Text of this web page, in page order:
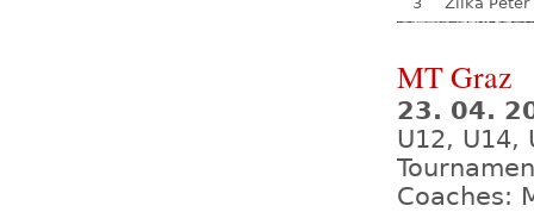
MT Graz
23. 04.
U12, U14,
Coaches: